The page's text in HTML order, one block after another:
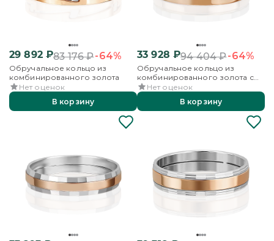
29 892₽83 176₽-64%
Обручальное кольцо из
комбинированного золота
Нет оценок
В корзину
33 928 ₽94 404₽-64%
Обручальное кольцо из
комбинированного золота с
алмазной гранью
Нет оценок
В корзину